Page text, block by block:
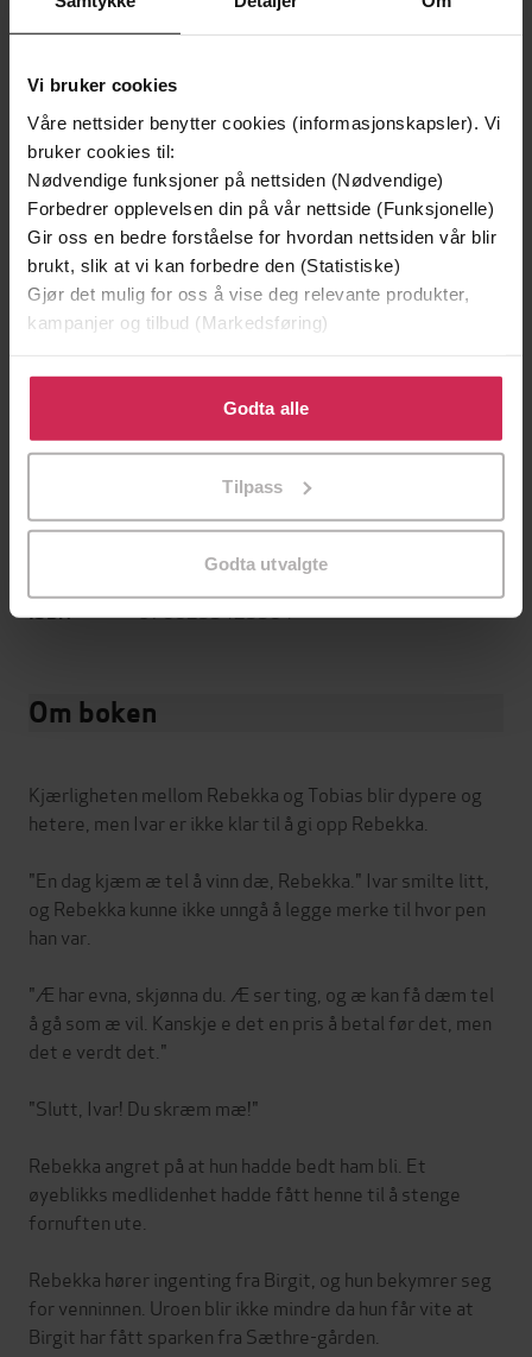
Vi bruker cookies
Våre nettsider benytter cookies (informasjonskapsler). Vi
bruker cookies til:
Nødvendige funksjoner på nettsiden (Nødvendige)
Forbedrer opplevelsen din på vår nettside (Funksjonelle)
Gir oss en bedre forståelse for hvordan nettsiden vår blir
brukt, slik at vi kan forbedre den (Statistiske)
Gjør det mulig for oss å vise deg relevante produkter,
kampanjer og tilbud (Markedsføring)
Klikk på «Godta alle» for å gi oss ditt samtykke til å
bruke cookies for alle disse formålene. Du kan også
tilpasse ditt samtykke til spesifikke formål ved å klikke
Godta alle
Tilpass
Godta utvalgte
Forfattere Kaja Nylund(forfatter),Trude-Sofie
Utgitt 20.05.2021
Lengde 5:29
Sjanger Skjønnlitteratur, Romanserier
Serie Rebekka
serie
Språk
DRM-
Vannmerket
ISBN 9788233423384
Om boken
Kjærligheten mellom Rebekka og Tobias blir dypere og
hetere, men Ivar er ikke klar til å gi opp Rebekka.
"En dag kjæm æ tel å vinn dæ, Rebekka." Ivar smilte litt,
og Rebekka kunne ikke unngå å legge merke til hvor pen
han var.
"Æ har evna, skjønna du. Æ ser ting, og æ kan få dæm tel
å gå som æ vil. Kanskje e det en pris å betal før det, men
det e verdt det."
"Slutt, Ivar! Du skræm mæ!"
Rebekka angret på at hun hadde bedt ham bli. Et
øyeblikks medlidenhet hadde fått henne til å stenge
fornuften ute.
Rebekka hører ingenting fra Birgit, og hun bekymrer seg
for venninnen. Uroen blir ikke mindre da hun får vite at
Birgit har fått sparken fra Sæthre-gården.